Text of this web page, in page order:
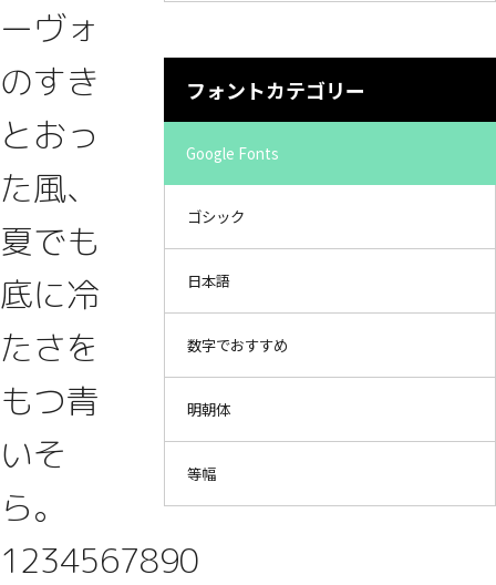
ーヴォ
のすき
とおっ
た風、
夏でも
底に冷
たさを
もつ青
いそ
ら。
1234567890
フォントカテゴリー
Google Fonts
ゴシック
日本語
数字でおすすめ
明朝体
等幅